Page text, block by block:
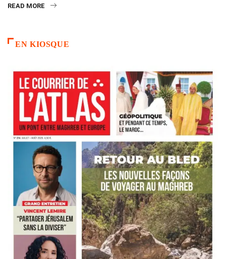
READ MORE
EN KIOSQUE